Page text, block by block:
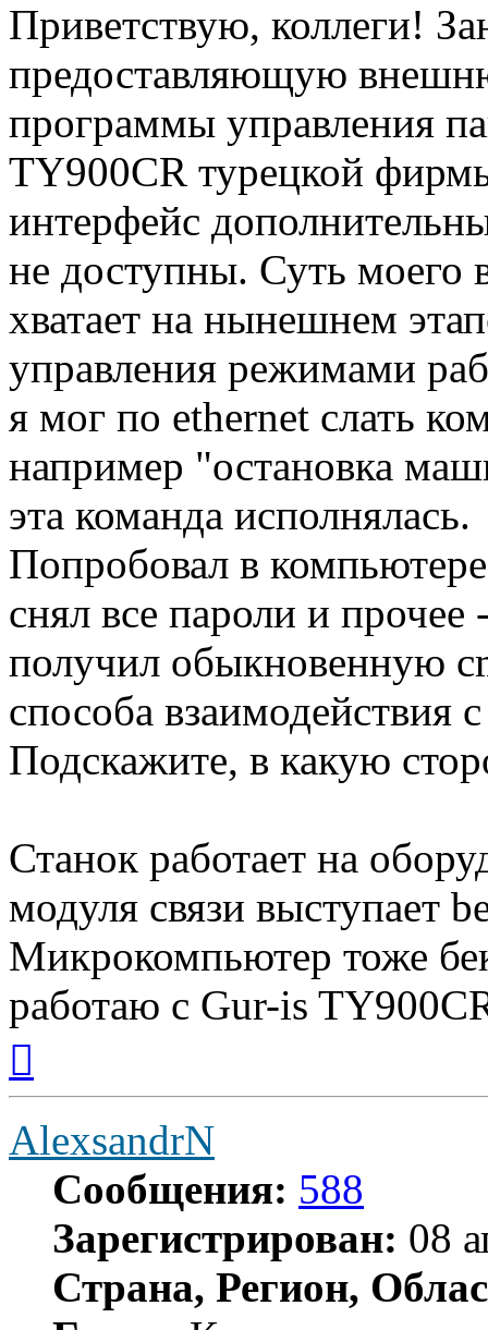
Приветствую, коллеги!
предоставляющую
программы управления
TY900CR турецкой
интерфейс
не доступны. Суть моего
хватает на нынешнем
управления режимами
я мог по ethernet слать
например "остановка
эта команда исполнялась.
Попробовал в компьютере
снял все пароли и
получил обыкновенную
способа взаимодействия
Подскажите, в какую
Станок работает на
модуля связи выступает
Микрокомпьютер тоже
работаю с Gur-is
началу
AlexsandrN
Сообщения: 588
Зарегистрирован: 08
Страна, Регион,